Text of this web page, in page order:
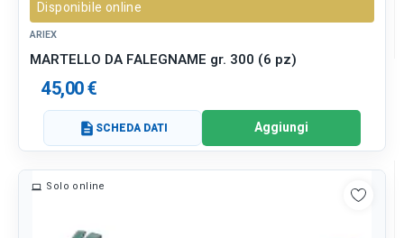
Disponibile online
ARIEX
MARTELLO DA FALEGNAME gr. 300 (6 pz)
45,00 €
description SCHEDA DATI Aggiungi
Solo online